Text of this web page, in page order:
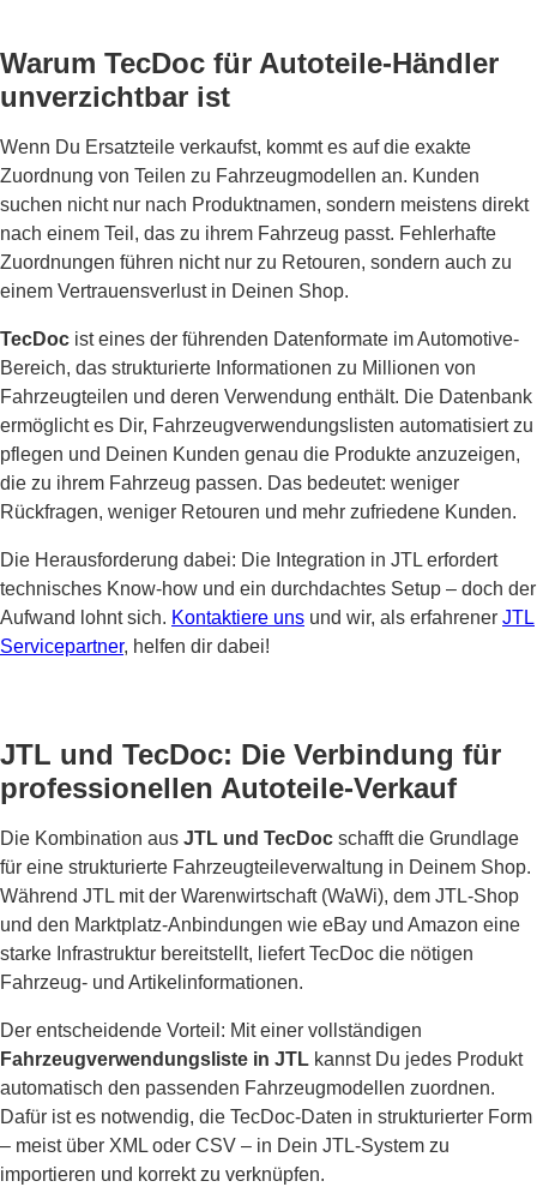
Warum TecDoc für Autoteile-Händler
unverzichtbar ist
Wenn Du Ersatzteile verkaufst, kommt es auf die exakte
Zuordnung von Teilen zu Fahrzeugmodellen an. Kunden
suchen nicht nur nach Produktnamen, sondern meistens direkt
nach einem Teil, das zu ihrem Fahrzeug passt. Fehlerhafte
Zuordnungen führen nicht nur zu Retouren, sondern auch zu
einem Vertrauensverlust in Deinen Shop.
TecDoc ist eines der führenden Datenformate im Automotive-
Bereich, das strukturierte Informationen zu Millionen von
Fahrzeugteilen und deren Verwendung enthält. Die Datenbank
ermöglicht es Dir, Fahrzeugverwendungslisten automatisiert zu
pflegen und Deinen Kunden genau die Produkte anzuzeigen,
die zu ihrem Fahrzeug passen. Das bedeutet: weniger
Rückfragen, weniger Retouren und mehr zufriedene Kunden.
Die Herausforderung dabei: Die Integration in JTL erfordert
technisches Know-how und ein durchdachtes Setup – doch der
Aufwand lohnt sich. Kontaktiere uns und wir, als erfahrener JTL
Servicepartner, helfen dir dabei!
JTL und TecDoc: Die Verbindung für
professionellen Autoteile-Verkauf
Die Kombination aus JTL und TecDoc schafft die Grundlage
für eine strukturierte Fahrzeugteileverwaltung in Deinem Shop.
Während JTL mit der Warenwirtschaft (WaWi), dem JTL-Shop
und den Marktplatz-Anbindungen wie eBay und Amazon eine
starke Infrastruktur bereitstellt, liefert TecDoc die nötigen
Fahrzeug- und Artikelinformationen.
Der entscheidende Vorteil: Mit einer vollständigen
Fahrzeugverwendungsliste in JTL kannst Du jedes Produkt
automatisch den passenden Fahrzeugmodellen zuordnen.
Dafür ist es notwendig, die TecDoc-Daten in strukturierter Form
– meist über XML oder CSV – in Dein JTL-System zu
importieren und korrekt zu verknüpfen.